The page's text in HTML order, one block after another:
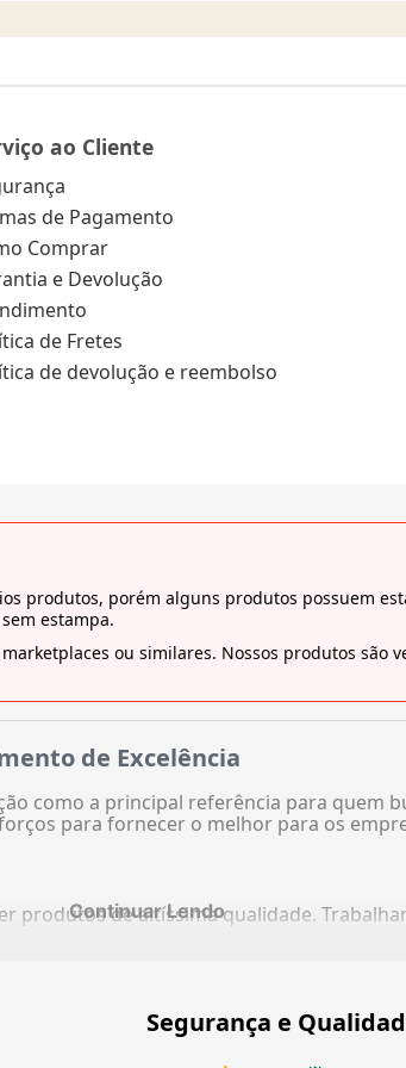
ao Cliente
de Pagamento
Comprar
e Devolução
de Fretes
de devolução e reembolso
produtos, porém alguns produtos possuem
estampa.
ou similares. Nossos produtos são
de Excelência
como a principal referência para quem
para fornecer o melhor para os
produtos de altíssima qualidade.
Continuar Lendo
Segurança e